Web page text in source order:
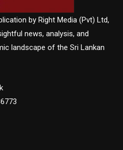
by Right Media (Pvt) Ltd,
news, analysis, and
landscape of the Sri Lankan